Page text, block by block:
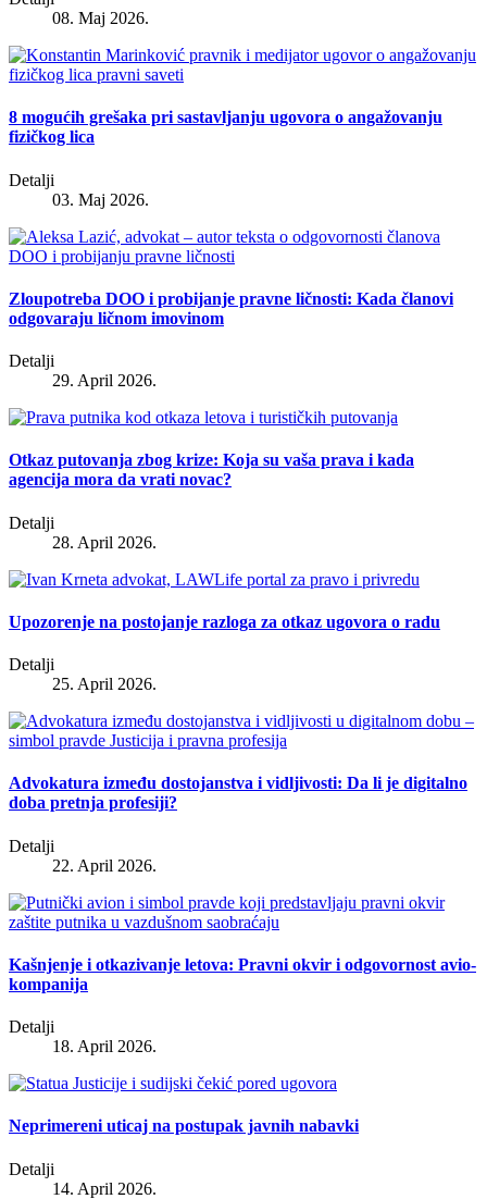
08. Maj 2026.
8 mogućih grešaka pri sastavljanju ugovora o angažovanju
fizičkog lica
Detalji
03. Maj 2026.
Zloupotreba DOO i probijanje pravne ličnosti: Kada članovi
odgovaraju ličnom imovinom
Detalji
29. April 2026.
Otkaz putovanja zbog krize: Koja su vaša prava i kada
agencija mora da vrati novac?
Detalji
28. April 2026.
Upozorenje na postojanje razloga za otkaz ugovora o radu
Detalji
25. April 2026.
Advokatura između dostojanstva i vidljivosti: Da li je digitalno
doba pretnja profesiji?
Detalji
22. April 2026.
Kašnjenje i otkazivanje letova: Pravni okvir i odgovornost avio-
kompanija
Detalji
18. April 2026.
Neprimereni uticaj na postupak javnih nabavki
Detalji
14. April 2026.